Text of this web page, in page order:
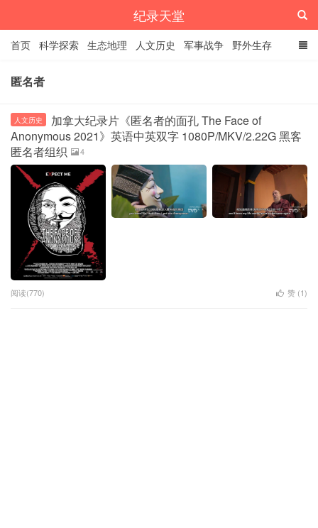
纪录天堂
首页 科学探索 生态地理 人文历史 军事战争 野外生存
经典纪录
匿名者
人文历史
加拿大纪录片《匿名者的面孔 The Face of
Anonymous 2021》英语中英双字 1080P/MKV/2.22G 黑客
匿名者组织
4
阅读(770) 赞 (1)